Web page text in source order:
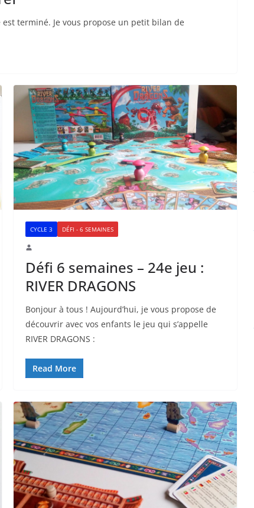
terminé. Je vous propose un petit bilan de
CYCLE 3 DÉFI - 6 SEMAINES
Défi 6 semaines – 24e jeu :
RIVER DRAGONS
Bonjour à tous ! Aujourd’hui, je vous propose de
découvrir avec vos enfants le jeu qui s’appelle
RIVER DRAGONS :
Read More